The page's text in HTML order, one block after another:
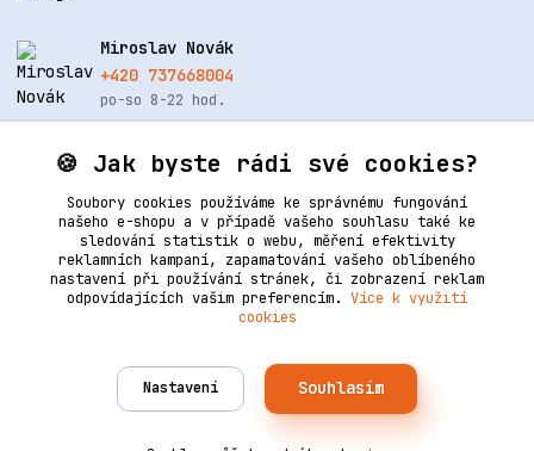
Miroslav Novák
+420 737668004
po-so 8-22 hod.
info@renovacekuze.cz
2006–2025 © Ledertechnik | Všechna práva vyhrazena. Design
Vytvořeno na Eshop-rychle.cz
🍪 Jak byste rádi své cookies?
Soubory cookies používáme ke správnému fungování
našeho e-shopu a v případě vašeho souhlasu také ke
sledování statistik o webu, měření efektivity
reklamních kampaní, zapamatování vašeho oblíbeného
nastavení při používání stránek, či zobrazení reklam
odpovídajících vašim preferencím. Více k využití
cookies
Nastavení Souhlasím